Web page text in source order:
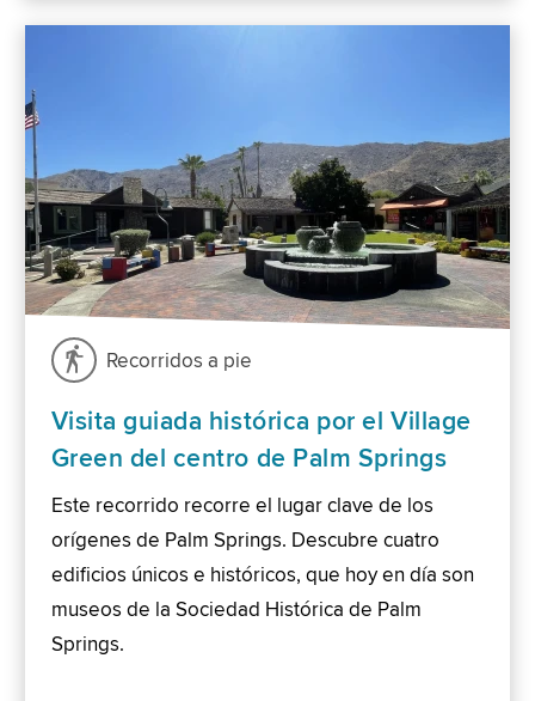
Recorridos a pie
Visita guiada histórica por el Village
Green del centro de Palm Springs
Este recorrido recorre el lugar clave de los
orígenes de Palm Springs. Descubre cuatro
edificios únicos e históricos, que hoy en día son
museos de la Sociedad Histórica de Palm
Springs.